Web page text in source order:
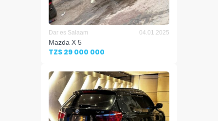
Dar es Salaam 04.01.2025
Mazda X 5
TZS 29 000 000